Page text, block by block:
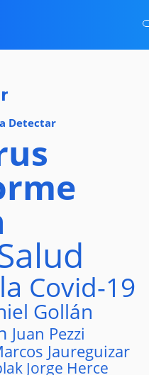
Detectar
Covid-19
Gollán
Juan Pezzi
Jaureguizar
Jorge Herce